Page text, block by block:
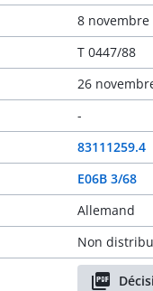
8 novembre
T 0447/88
26
-
83111259.4
E06B 3/68
Allemand
Non